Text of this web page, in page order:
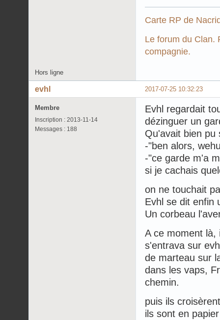
Carte RP de
Le forum du Clan.
compagnie.
Hors ligne
2017-07-25 10:32:23
evhl
Membre
Inscription : 2013-11-14
Messages : 188
Evhl regardait
dézinguer un
Qu'avait bien pu
-"ben alors,
-"ce garde m'a
si je cachais
on ne touchait
Evhl se dit enfin
Un corbeau
A ce moment là,
s'entrava sur
de marteau sur
dans les vaps,
chemin.
puis ils
ils sont en